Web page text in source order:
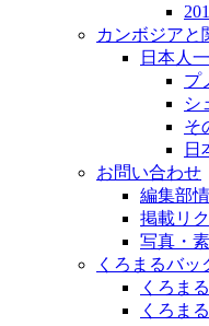
カンボジアと
日本人
プ
シ
そ
日
お問い合わせ
編集部
掲載リ
写真・
くろまるバッ
くろま
くろま